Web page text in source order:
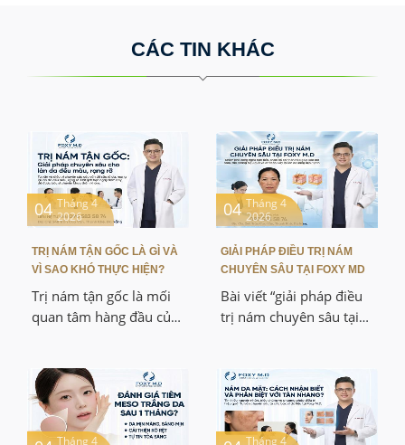
CÁC TIN KHÁC
04 Tháng 4
2026
TRỊ NÁM TẬN GỐC LÀ GÌ VÀ
VÌ SAO KHÓ THỰC HIỆN?
Trị nám tận gốc là mối
quan tâm hàng đầu của
và thiếu tự tin. Bài viết
này sẽ giúp các bạn hiểu
rõ cơ chế hình thành
nám, các giải pháp
04 Tháng 4
2026
GIẢI PHÁP ĐIỀU TRỊ NÁM
CHUYÊN SÂU TẠI FOXY MD
Bài viết “giải pháp điều
trị nám chuyên sâu tại
thành nám, các phương
pháp điều trị hiện đại và
hướng tiếp cận cá nhân
hóa. Nội dung mang
Tháng 4
Tháng 4